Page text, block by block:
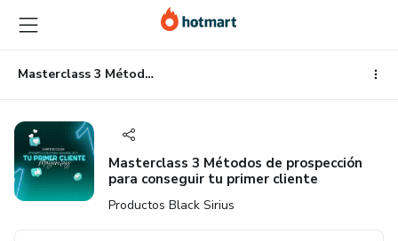
contenido
principal
la
página
de
pie
página
Masterclass 3 Métodos de prospección para conseguir tu primer cliente
Masterclass 3 Métodos de prospección
para conseguir tu primer cliente
Productos Black Sirius